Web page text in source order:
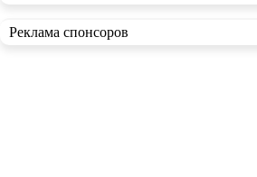
Реклама спонсоров